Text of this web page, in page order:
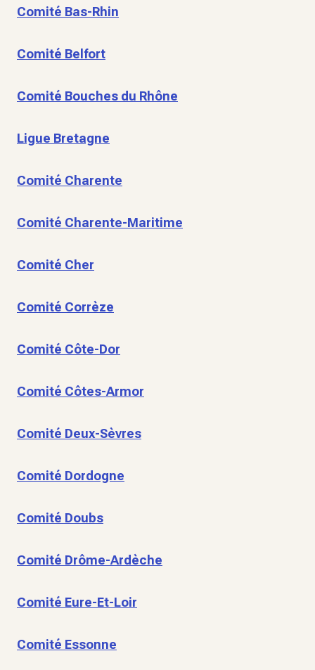
Comité Bas-Rhin
Comité Belfort
Comité Bouches du Rhône
Ligue Bretagne
Comité Charente
Comité Charente-Maritime
Comité Cher
Comité Corrèze
Comité Côte-Dor
Comité Côtes-Armor
Comité Deux-Sèvres
Comité Dordogne
Comité Doubs
Comité Drôme-Ardèche
Comité Eure-Et-Loir
Comité Essonne